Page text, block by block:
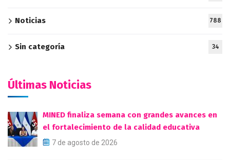
Noticias 788
Sin categoría 34
Últimas Noticias
MINED finaliza semana con grandes avances en
el fortalecimiento de la calidad educativa
7 de agosto de 2026